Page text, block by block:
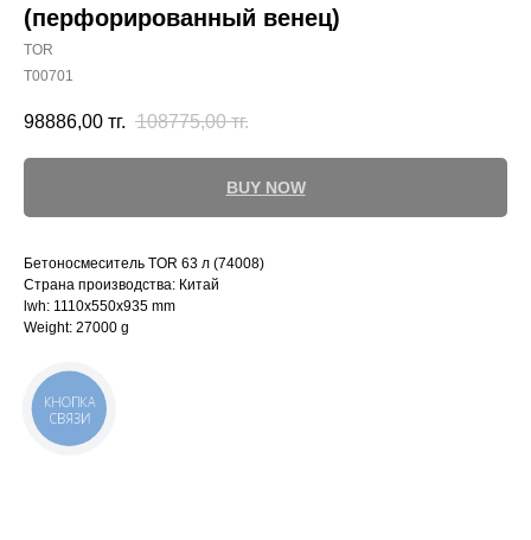
(перфорированный венец)
TOR
T00701
98886,00 тг. 108775,00 тг.
BUY NOW
Бетоносмеситель TOR 63 л (74008)
Страна производства: Китай
lwh: 1110x550x935 mm
Weight: 27000 g
КНОПКА
СВЯЗИ